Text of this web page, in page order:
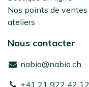
Nos points de ventes
ateliers
Nous contacter
nabio@nabio.ch
+41 21 922 42 12